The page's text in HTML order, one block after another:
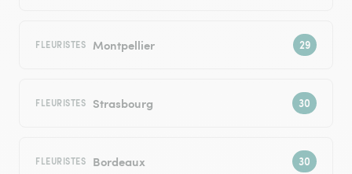
FLEURISTES Montpellier
FLEURISTES Strasbourg
FLEURISTES Bordeaux